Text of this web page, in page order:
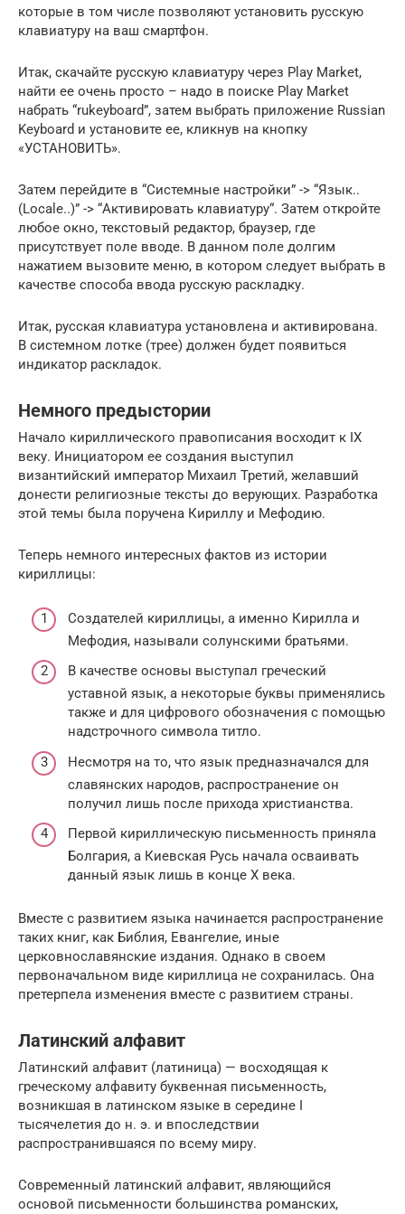
которые в том числе позволяют установить русскую
клавиатуру на ваш смартфон.
Итак, скачайте русскую клавиатуру через Play Market,
найти ее очень просто – надо в поиске Play Market
набрать “rukeyboard”, затем выбрать приложение Russian
Keyboard и установите ее, кликнув на кнопку
«УСТАНОВИТЬ».
Затем перейдите в “Системные настройки” -> “Язык..
(Locale..)” -> “Активировать клавиатуру“. Затем откройте
любое окно, текстовый редактор, браузер, где
присутствует поле вводе. В данном поле долгим
нажатием вызовите меню, в котором следует выбрать в
качестве способа ввода русскую раскладку.
Итак, русская клавиатура установлена и активирована.
В системном лотке (трее) должен будет появиться
индикатор раскладок.
Немного предыстории
Начало кириллического правописания восходит к IX
веку. Инициатором ее создания выступил
византийский император Михаил Третий, желавший
донести религиозные тексты до верующих. Разработка
этой темы была поручена Кириллу и Мефодию.
Теперь немного интересных фактов из истории
кириллицы:
Создателей кириллицы, а именно Кирилла и
Мефодия, называли солунскими братьями.
В качестве основы выступал греческий
уставной язык, а некоторые буквы применялись
также и для цифрового обозначения с помощью
надстрочного символа титло.
Несмотря на то, что язык предназначался для
славянских народов, распространение он
получил лишь после прихода христианства.
Первой кириллическую письменность приняла
Болгария, а Киевская Русь начала осваивать
данный язык лишь в конце X века.
Вместе с развитием языка начинается распространение
таких книг, как Библия, Евангелие, иные
церковнославянские издания. Однако в своем
первоначальном виде кириллица не сохранилась. Она
претерпела изменения вместе с развитием страны.
Латинский алфавит
Латинский алфавит (латиница) — восходящая к
греческому алфавиту буквенная письменность,
возникшая в латинском языке в середине I
тысячелетия до н. э. и впоследствии
распространившаяся по всему миру.
Современный латинский алфавит, являющийся
основой письменности большинства романских,